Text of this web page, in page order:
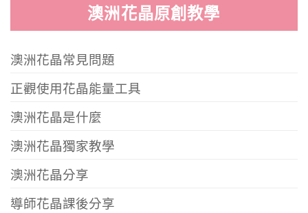
澳洲花晶原創教學
澳洲花晶常見問題
正觀使用花晶能量工具
澳洲花晶是什麼
澳洲花晶獨家教學
澳洲花晶分享
導師花晶課後分享